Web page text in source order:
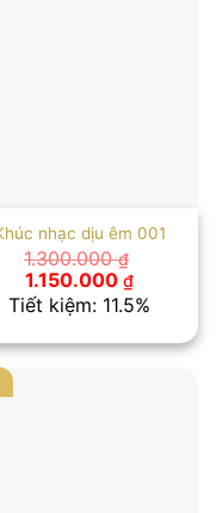
nhạc dịu êm 001
1.300.000₫
Giá
gốc
là:
1.150.000 ₫Giá
hiện
tại
Tiết kiệm: 11.5%